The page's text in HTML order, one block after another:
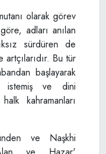
olarak görev
adları anılan
sürdüren de
Bu tür
başlayarak
istemiş ve dini
kahramanları
ve Naşkhi